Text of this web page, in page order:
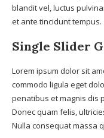
blandit vel, luctus
et ante tincidunt tempus.
Single Slider
Lorem ipsum dolor sit
commodo ligula eget
penatibus et magnis dis
Donec quam felis,
Nulla consequat massa